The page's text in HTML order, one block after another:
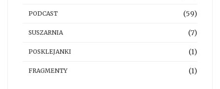
PODCAST (59)
SUSZARNIA (7)
POSKLEJANKI (1)
FRAGMENTY (1)